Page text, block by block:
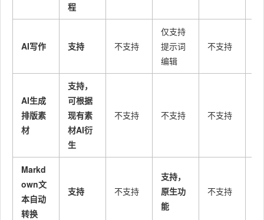
程
AI写作 支持 不支持
仅支持
提示词
编辑
不支持
AI生成
排版素
材
支持，
可根据
现有素
材AI衍
生
不支持 不支持 不支持
Markd
own文
本自动
转换
支持 不支持
支持，
原生功
能
不支持